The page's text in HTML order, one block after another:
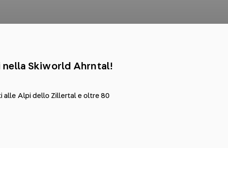
nella Skiworld Ahrntal!
alle Alpi dello Zillertal e oltre 80